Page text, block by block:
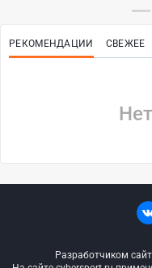
РЕКОМЕНДАЦИИ СВЕЖЕЕ
Разработчиком